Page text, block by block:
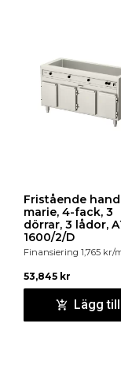
Fristående
marie, 4-fack, 3
dörrar, 3 lådor,
1600/2/D
Finansiering 1,765 kr/
53,845 kr
Lägg till